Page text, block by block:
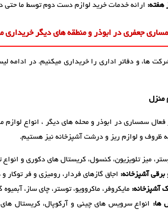
ارائه خدمات خرید لوازم دست دوم توسط ما حتی
جعفری در ابوذر و منطقه های دیگر خریداری
ها، و دفاتر اداری را خریداری میکنیم. در ادامه
فعال سمساری در ابوذر و محله های دیگر ، انواع
ظروف و لوازم ریز و درشت آشپزخانه نیز هستیم.
میز تلویزیون، کنسول، کریستال های دکوری و انواع
برقی آشپزخانه: اجاق گازهای فردار، رومیزی و فر توکار
آشپزخانه: مایکروفر، ماکروویو، توستر، چای ساز،
ها: انواع سرویس های چینی و آرکوپال، کریستال